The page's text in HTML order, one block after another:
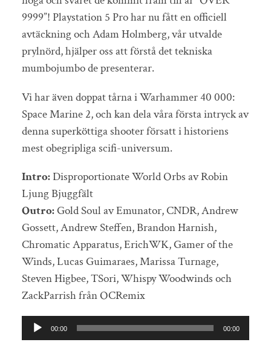
9999”! Playstation 5 Pro har nu fått en officiell
avtäckning och Adam Holmberg, vår utvalde
prylnörd, hjälper oss att förstå det tekniska
mumbojumbo de presenterar.
Vi har även doppat tårna i Warhammer 40 000:
Space Marine 2, och kan dela våra första intryck av
denna superköttiga shooter försatt i historiens
mest obegripliga scifi-universum.
Intro:Disproportionate World Orbs av Robin
Ljung Bjuggfält
Outro:Gold Soul av Emunator, CNDR, Andrew
Gossett, Andrew Steffen, Brandon Harnish,
Chromatic Apparatus, ErichWK, Gamer of the
Winds, Lucas Guimaraes, Marissa Turnage,
Steven Higbee, TSori, Whispy Woodwinds och
ZackParrish från OCRemix
Ljudspelare
00:00 00:00